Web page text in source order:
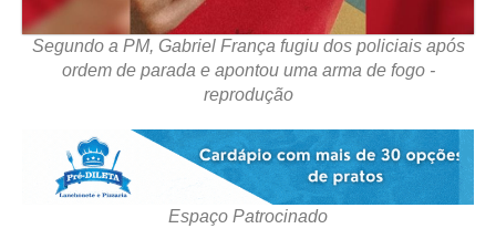
Segundo a PM, Gabriel França fugiu dos policiais após
ordem de parada e apontou uma arma de fogo -
reprodução
Espaço Patrocinado